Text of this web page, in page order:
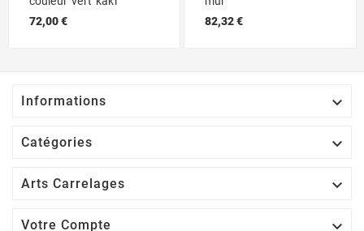
72,00 €
82,32 €
Informations 
Catégories 
Arts Carrelages 
Votre Compte 